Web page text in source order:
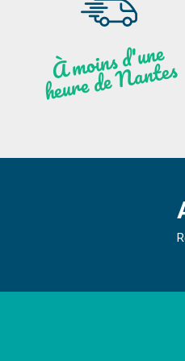
À
moi
ns
d'u
ne
heu
re
de
N
a
ntes